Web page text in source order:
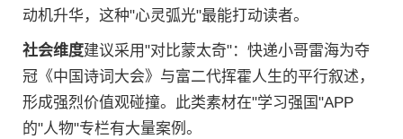
动机升华，这种"心灵弧光"最能打动读者。
社会维度建议采用"对比蒙太奇"：快递小哥雷海为夺
冠《中国诗词大会》与富二代挥霍人生的平行叙述，
形成强烈价值观碰撞。此类素材在"学习强国"APP
的"人物"专栏有大量案例。